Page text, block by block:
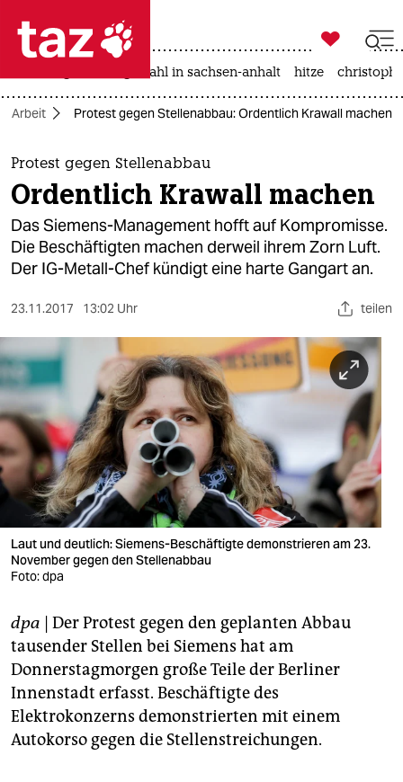
 taz zahl ich
taz zahl ich
themen
politik
öko
sport
berlin
nord
wahrheit
verlag
verlag
shop
fragen & hilfe
unterstützen
abo

taz zahl ich
landtagswahl in sachsen-anhalt hitze
Arbeit Protest gegen Stellenabbau: Ordentlich Krawall machen
Protest gegen Stellenabbau
Ordentlich Krawall machen
Das Siemens-Management hofft auf Kompromisse.
Die Beschäftigten machen derweil ihrem Zorn Luft.
Der IG-Metall-Chef kündigt eine harte Gangart an.
23.11.2017 13:02 Uhr teilen
Laut und deutlich: Siemens-Beschäftigte demonstrieren am 23.
November gegen den Stellenabbau
Foto: dpa
dpa | Der Protest gegen den geplanten Abbau
tausender Stellen bei Siemens hat am
Donnerstagmorgen große Teile der Berliner
Innenstadt erfasst. Beschäftigte des
Elektrokonzerns demonstrierten mit einem
Autokorso gegen die Stellenstreichungen.